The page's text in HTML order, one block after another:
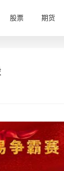
股票 期货